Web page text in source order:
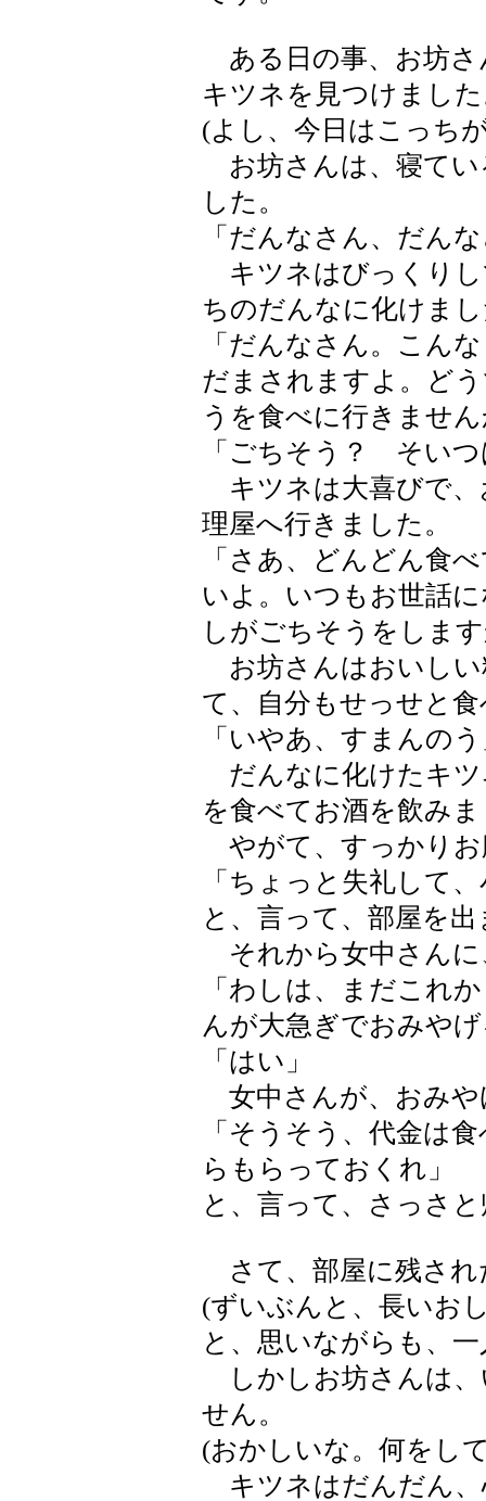
ある日の事、お坊さ
キツネを見つけまし
(よし、今日はこっち
お坊さんは、寝てい
した。
「だんなさん、だん
キツネはびっくりし
ちのだんなに化けま
「だんなさん。こん
だまされますよ。ど
うを食べに行きませ
「ごちそう？ そい
キツネは大喜びで、
理屋へ行きました。
「さあ、どんどん食
いよ。いつもお世話
しがごちそうをしま
お坊さんはおいしい
て、自分もせっせと
「いやあ、すまんの
だんなに化けたキツ
を食べてお酒を飲み
やがて、すっかりお
「ちょっと失礼して
と、言って、部屋を
それから女中さんに
「わしは、まだこれ
んが大急ぎでおみや
「はい」
女中さんが、おみや
「そうそう、代金は
らもらっておくれ」
と、言って、さっさ
さて、部屋に残され
(ずいぶんと、長いお
と、思いながらも、
しかしお坊さんは、
せん。
(おかしいな。何をし
キツネはだんだん、